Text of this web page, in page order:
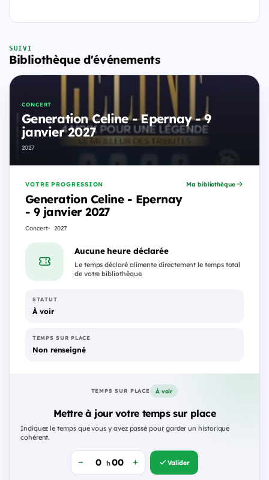
SUIVI
Bibliothèque d'événements
CONCERT
Generation Celine - Epernay - 9
janvier 2027
2027
VOTRE PROGRESSION
Generation Celine - Epernay
- 9 janvier 2027
Concert 2027
Ma bibliothèque
Aucune heure déclarée
Le temps déclaré alimente directement le temps total
de votre bibliothèque.
STATUT
À voir
TEMPS SUR PLACE
Non renseigné
TEMPS SUR PLACE À voir
Mettre à jour votre temps sur place
Indiquez le temps que vous y avez passé pour garder un historique
cohérent.
h Valider